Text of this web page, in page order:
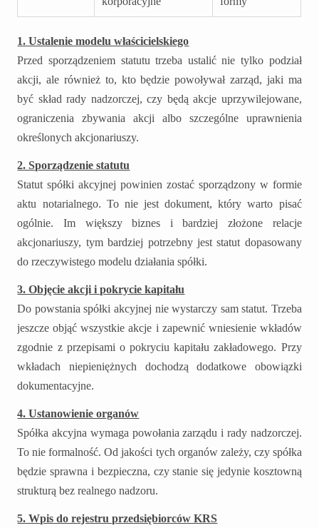
1. Ustalenie modelu właścicielskiego
Przed sporządzeniem statutu trzeba ustalić nie tylko podział
akcji, ale również to, kto będzie powoływał zarząd, jaki ma
być skład rady nadzorczej, czy będą akcje uprzywilejowane,
ograniczenia zbywania akcji albo szczególne uprawnienia
określonych akcjonariuszy.
2. Sporządzenie statutu
Statut spółki akcyjnej powinien zostać sporządzony w formie
aktu notarialnego. To nie jest dokument, który warto pisać
ogólnie. Im większy biznes i bardziej złożone relacje
akcjonariuszy, tym bardziej potrzebny jest statut dopasowany
do rzeczywistego modelu działania spółki.
3. Objęcie akcji i pokrycie kapitału
Do powstania spółki akcyjnej nie wystarczy sam statut. Trzeba
jeszcze objąć wszystkie akcje i zapewnić wniesienie wkładów
zgodnie z przepisami o pokryciu kapitału zakładowego. Przy
wkładach niepieniężnych dochodzą dodatkowe obowiązki
dokumentacyjne.
4. Ustanowienie organów
Spółka akcyjna wymaga powołania zarządu i rady nadzorczej.
To nie formalność. Od jakości tych organów zależy, czy spółka
będzie sprawna i bezpieczna, czy stanie się jedynie kosztowną
strukturą bez realnego nadzoru.
5. Wpis do rejestru przedsiębiorców KRS